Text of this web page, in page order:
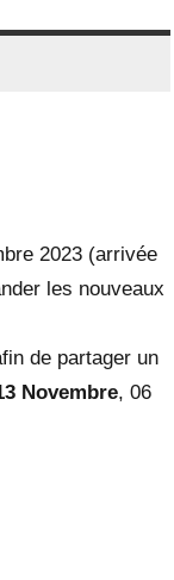
2023 (arrivée
les nouveaux
de partager un
Novembre, 06